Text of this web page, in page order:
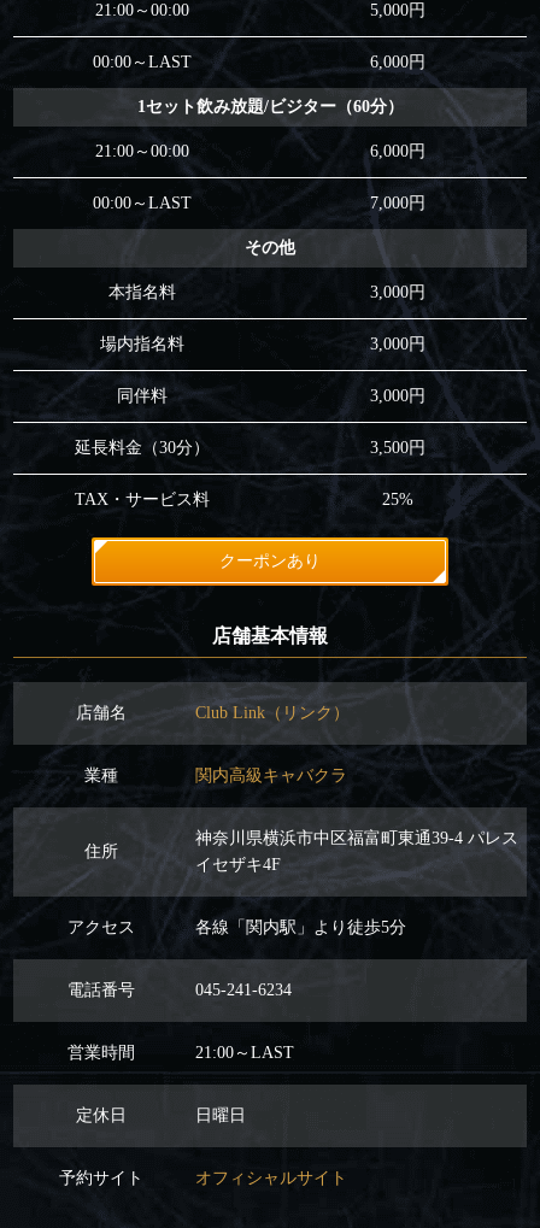
21:00～00:00 5,000円
00:00～LAST 6,000円
1セット飲み放題/ビジター（60分）
21:00～00:00 6,000円
00:00～LAST 7,000円
その他
本指名料 3,000円
場内指名料 3,000円
同伴料 3,000円
延長料金（30分） 3,500円
TAX・サービス料 25%
クーポンあり
店舗基本情報
店舗名 Club Link（リンク）
業種 関内高級キャバクラ
住所
神奈川県横浜市中区福富町東通39-4 パレス
イセザキ4F
アクセス 各線「関内駅」より徒歩5分
電話番号 045-241-6234
営業時間 21:00～LAST
定休日 日曜日
予約サイト オフィシャルサイト